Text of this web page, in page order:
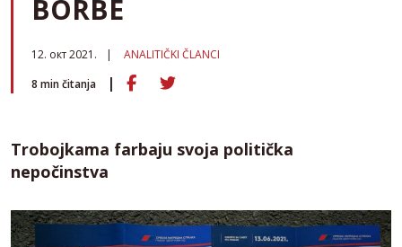
BORBE
12. окт 2021.
ANALITIČKI ČLANCI
8 min čitanja
Trobojkama farbaju svoja politička
nepočinstva